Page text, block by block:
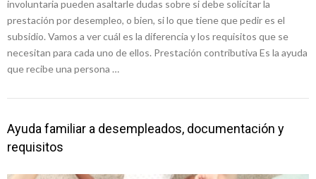
involuntaria pueden asaltarle dudas sobre si debe solicitar la
prestación por desempleo, o bien, si lo que tiene que pedir es el
subsidio. Vamos a ver cuál es la diferencia y los requisitos que se
necesitan para cada uno de ellos. Prestación contributiva Es la ayuda
que recibe una persona …
Ayuda familiar a desempleados, documentación y
requisitos